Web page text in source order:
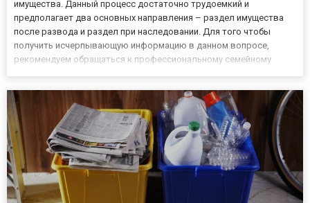
имущества. Данный процесс достаточно трудоемкий и
предполагает два основных направления – раздел имущества
после развода и раздел при наследовании. Для того чтобы
получить исчерпывающую информацию в данном вопросе,
рекомендуем обращаться к профессиональному семейному
Раздел имущества п...